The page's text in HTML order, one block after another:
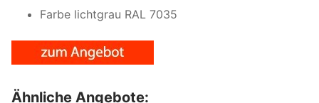
Farbe lichtgrau RAL 7035
Ähnliche Angebote: